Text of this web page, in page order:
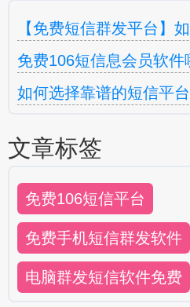
【免费短信群发平台】
免费106短信息会员软件
如何选择靠谱的短信平
文章标签
免费106短信平台
免费手机短信群发软件
电脑群发短信软件免费